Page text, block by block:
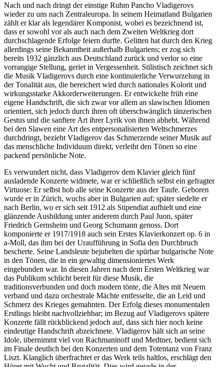
Nach und nach dringt der einstige Ruhm Pancho Vladigerovs
wieder zu uns nach Zentraleuropa. In seinem Heimatland Bulgarien
zählt er klar als legendärer Komponist, wobei es bezeichnend ist,
dass er sowohl vor als auch nach dem Zweiten Weltkrieg dort
durchschlagende Erfolge feiern durfte. Gelitten hat durch den Krieg
allerdings seine Bekanntheit außerhalb Bulgariens; er zog sich
bereits 1932 gänzlich aus Deutschland zurück und verlor so eine
vorrangige Stellung, geriet in Vergessenheit. Stilistisch zeichnet sich
die Musik Vladigerovs durch eine kontinuierliche Verwurzelung in
der Tonalität aus, die bereichert wird durch nationales Kolorit und
wirkungsstarke Akkorderweiterungen. Er entwickelte früh eine
eigene Handschrift, die sich zwar vor allem an slawischen Idiomen
orientiert, sich jedoch durch ihren oft überschwänglich tänzerischen
Gestus und die sanftere Art ihrer Lyrik von ihnen abhebt. Während
bei den Slawen eine Art des entpersonalisierten Weltschmerzes
durchdringt, bezieht Vladigerov das Schmerzende seiner Musik auf
das menschliche Individuum direkt, verleiht den Tönen so eine
packend persönliche Note.
Es verwundert nicht, dass Vladigerov dem Klavier gleich fünf
ausladende Konzerte widmete, war er schließlich selbst ein gefragter
Virtuose: Er selbst hob alle seine Konzerte aus der Taufe. Geboren
wurde er in Zürich, wuchs aber in Bulgarien auf; später siedelte er
nach Berlin, wo er sich seit 1912 als Stipendiat aufhielt und eine
glänzende Ausbildung unter anderem durch Paul Juon, später
Friedrich Gernsheim und Georg Schumann genoss. Dort
komponierte er 1917/1918 auch sein Erstes Klavierkonzert op. 6 in
a-Moll, das ihm bei der Uraufführung in Sofia den Durchbruch
bescherte. Seine Landsleute bejubelten die spürbar bulgarische Note
in den Tönen, die in ein gewaltig dimensioniertes Werk
eingebunden war. In diesen Jahren nach dem Ersten Weltkrieg war
das Publikum schlicht bereit für diese Musik, die
traditionsverbunden und doch modern tönte, die Altes mit Neuem
verband und dazu orchestrale Mächte entfesselte, die an Leid und
Schmerz des Krieges gemahnten. Der Erfolg dieses monumentalen
Erstlings bleibt nachvollziehbar; im Bezug auf Vladigerovs spätere
Konzerte fällt rückblickend jedoch auf, dass sich hier noch keine
eindeutige Handschrift abzeichnete. Vladigerov hält sich an seine
Idole, übernimmt viel von Rachmaninoff und Medtner, bedient sich
im Finale deutlich bei den Konzerten und dem Totentanz von Franz
Liszt. Klanglich überfrachtet er das Werk teils haltlos, erschlägt den